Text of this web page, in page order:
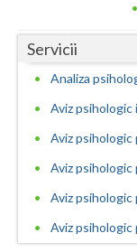
Mehedinti
Mures
Neamt
Olt
Servicii
Analiza
Aviz psihologic
Aviz psihologic
Aviz psihologic
Aviz
Aviz